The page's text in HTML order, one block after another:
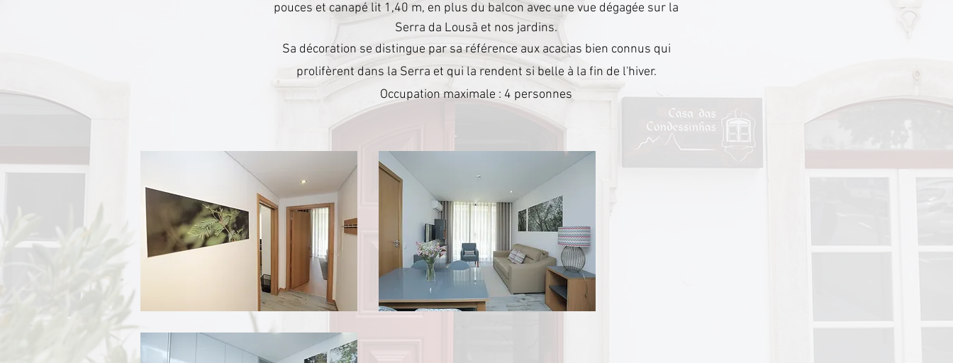
pouces et canapé lit 1,40 m, en plus du balcon avec une vue dégagée sur la
Serra da Lousã et nos jardins.
Sa décoration se distingue par sa référence aux acacias bien connus qui
prolifèrent dans la Serra et qui la rendent si belle à la fin de l'hiver.
Occupation maximale : 4 personnes